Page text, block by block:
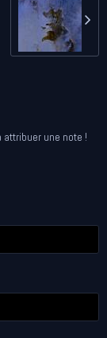
attribuer une note !